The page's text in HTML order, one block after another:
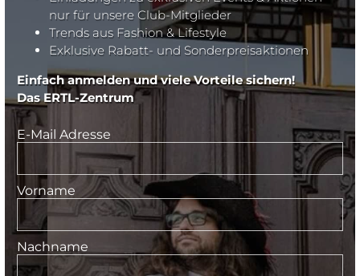
nur für unsere Club-Mitglieder
Trends aus Fashion & Lifestyle
Exklusive Rabatt- und Sonderpreisaktionen
Einfach anmelden und viele Vorteile sichern!
Das ERTL-Zentrum
E-Mail Adresse
Vorname
Nachname